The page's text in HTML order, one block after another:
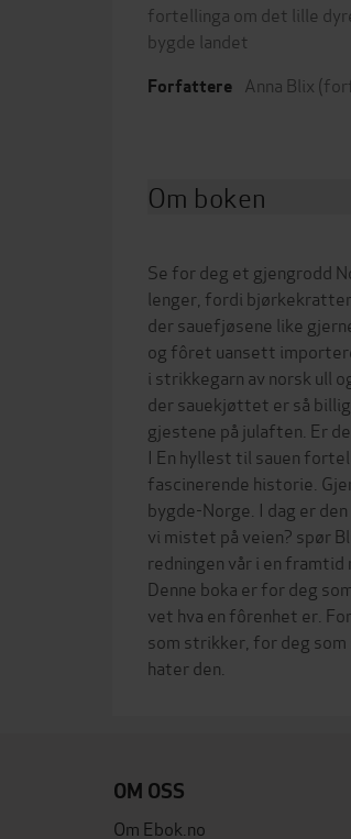
fortellinga om det lille
bygde landet
Forfattere Anna Blix
Om boken
Se for deg et gjengrodd
lenger, fordi
der sauefjøsene like
og fôret uansett
i strikkegarn av norsk ull
der sauekjøttet er så
gjestene på julaften. Er
I En hyllest til sauen
fascinerende historie.
bygde-Norge. I dag er
vi mistet på veien? spør
redningen vår i en
Denne boka er for deg
vet hva en fôrenhet er.
som strikker, for deg
OM OSS
Om Ebok.no